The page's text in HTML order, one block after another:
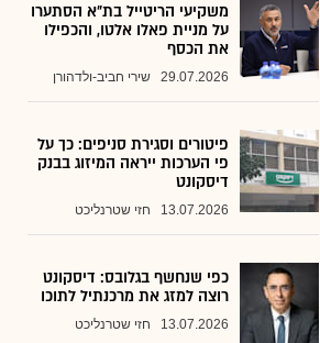
משקיעי הריטייל בת״א הסתערו
על מניית פאלו אלטו, והכפילו
את הכסף
29.07.2026 שירי חביב-ולדהורן
פיטורים וסגירת סניפים: כך על
פי הערכות ייראה המיזוג בבנק
דיסקונט
13.07.2026 חזי שטרנליכט
כפי שנחשף בגלובס: דיסקונט
רוצה למזג את מרכנתיל לתוכו
13.07.2026 חזי שטרנליכט